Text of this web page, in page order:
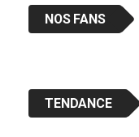
NOS FANS
TENDANCE